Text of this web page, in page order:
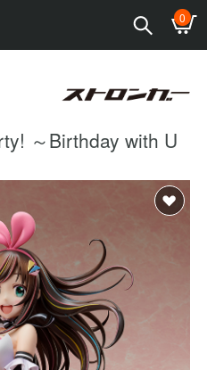
0
～Birthday with U